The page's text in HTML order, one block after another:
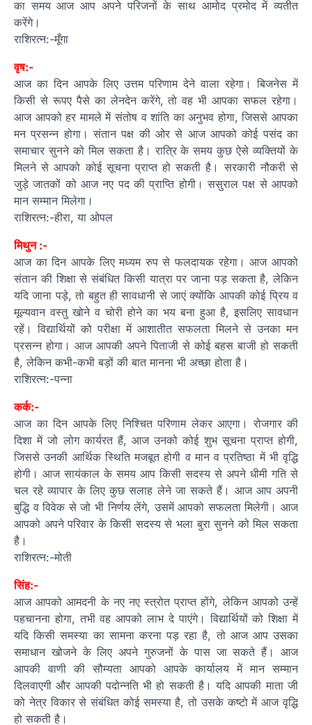
का समय आज आप अपने परिजनों के साथ आमोद प्रमोद में व्यतीत
करेंगे।
राशिरत्न:-मूँगा
वृष:-
आज का दिन आपके लिए उत्तम परिणाम देने वाला रहेगा। बिजनेस में
किसी से रूपए पैसे का लेनदेन करेंगे, तो वह भी आपका सफल रहेगा।
आज आपको हर मामले में संतोष व शांति का अनुभव होगा, जिससे आपका
मन प्रसन्न होगा। संतान पक्ष की ओर से आज आपको कोई पसंद का
समाचार सुनने को मिल सकता है। रात्रि के समय कुछ ऐसे व्यक्तियों के
मिलने से आपको कोई सूचना प्राप्त हो सकती है। सरकारी नौकरी से
जुड़े जातकों को आज नए पद की प्राप्ति होगी। ससुराल पक्ष से आपको
मान सम्मान मिलेगा।
राशिरत्न:-हीरा, या ओपल
मिथुन :-
आज का दिन आपके लिए मध्यम रुप से फलदायक रहेगा। आज आपको
संतान की शिक्षा से संबंधित किसी यात्रा पर जाना पड़ सकता है, लेकिन
यदि जाना पड़े, तो बहुत ही सावधानी से जाएं क्योंकि आपकी कोई प्रिय व
मूल्यवान वस्तु खोने व चोरी होने का भय बना हुआ है, इसलिए सावधान
रहें। विद्यार्थियों को परीक्षा में आशातीत सफलता मिलने से उनका मन
प्रसन्न होगा। आज आपकी अपने पिताजी से कोई बहस बाजी हो सकती
है, लेकिन कभी-कभी बड़ों की बात मानना भी अच्छा होता है।
राशिरत्न:-पन्ना
कर्क:-
आज का दिन आपके लिए निश्चित परिणाम लेकर आएगा। रोजगार की
दिशा में जो लोग कार्यरत हैं, आज उनको कोई शुभ सूचना प्राप्त होगी,
जिससे उनकी आर्थिक स्थिति मजबूत होगी व मान व प्रतिष्ठा में भी वृद्धि
होगी। आज सायंकाल के समय आप किसी सदस्य से अपने धीमी गति से
चल रहे व्यापार के लिए कुछ सलाह लेने जा सकते हैं। आज आप अपनी
बुद्धि व विवेक से जो भी निर्णय लेंगे, उसमें आपको सफलता मिलेगी। आज
आपको अपने परिवार के किसी सदस्य से भला बुरा सुनने को मिल सकता
है।
राशिरत्न:-मोती
सिंह:-
आज आपको आमदनी के नए नए स्त्रोत प्राप्त होंगे, लेकिन आपको उन्हें
पहचानना होगा, तभी वह आपको लाभ दे पाएंगे। विद्यार्थियों को शिक्षा में
यदि किसी समस्या का सामना करना पड़ रहा है, तो आज आप उसका
समाधान खोजने के लिए अपने गुरुजनों के पास जा सकते हैं। आज
आपकी वाणी की सौम्यता आपको आपके कार्यालय में मान सम्मान
दिलवाएगी और आपकी पदोन्नति भी हो सकती है। यदि आपकी माता जी
को नेत्र विकार से संबंधित कोई समस्या है, तो उसके कष्टो में आज वृद्धि
हो सकती है।